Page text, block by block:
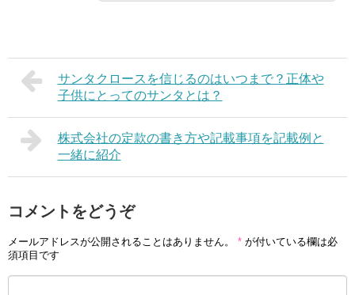
サンタクロースを信じるのはいつまで？正体や
子供にとってのサンタとは？
株式会社の定款の書き方や記載事項を記載例と
一緒に紹介
コメントをどうぞ
メールアドレスが公開されることはありません。 * が付いている欄は必
須項目です